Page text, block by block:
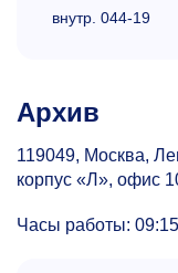
внутр. 044-19
Архив
119049, Москва,
корпус «Л», офис
Часы работы: